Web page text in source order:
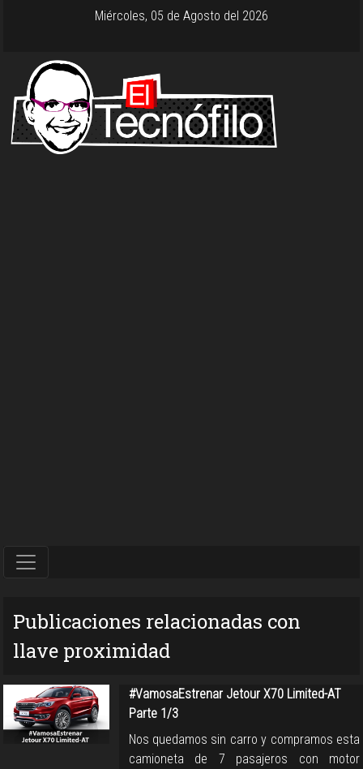
Miércoles, 05 de Agosto del 2026
Publicaciones relacionadas con
llave proximidad
#VamosaEstrenar Jetour X70 Limited-AT
Parte 1/3
Nos quedamos sin carro y compramos esta
camioneta de 7 pasajeros con motor